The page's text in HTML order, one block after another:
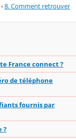
›8. Comment retrouver
France connect ?
de téléphone
fournis par
?